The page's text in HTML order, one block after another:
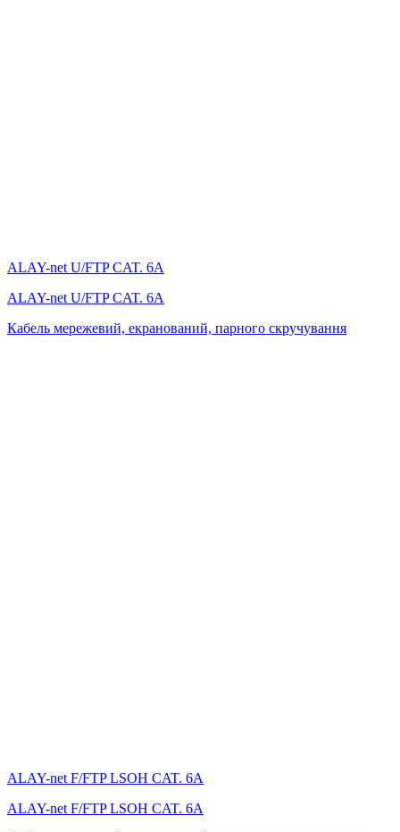
ALAY-net U/FTP CAT. 6А
ALAY-net U/FTP CAT. 6А
Кабель мережевий, екранований, парного скручування
ALAY-net F/FTP LSОH CAT. 6А
ALAY-net F/FTP LSОH CAT. 6А